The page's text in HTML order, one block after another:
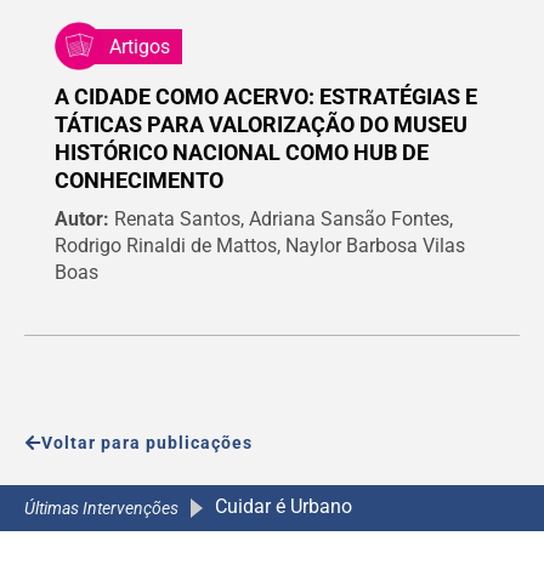
Artigos
A CIDADE COMO ACERVO: ESTRATÉGIAS E
TÁTICAS PARA VALORIZAÇÃO DO MUSEU
HISTÓRICO NACIONAL COMO HUB DE
CONHECIMENTO
Autor: Renata Santos, Adriana Sansão Fontes,
Rodrigo Rinaldi de Mattos, Naylor Barbosa Vilas
Boas
Voltar para publicações
Últimas Intervenções Cuidar é Urbano
A Caminho da Escola 2.0
A Caminho da Escola 2.0
A Caminho da Escola 2.0